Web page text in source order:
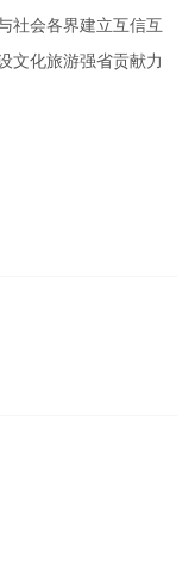
社会各界建立互信互
文化旅游强省贡献力